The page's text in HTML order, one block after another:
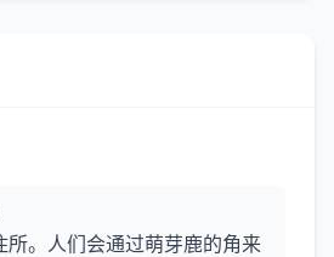
所。人们会通过萌芽鹿的角来